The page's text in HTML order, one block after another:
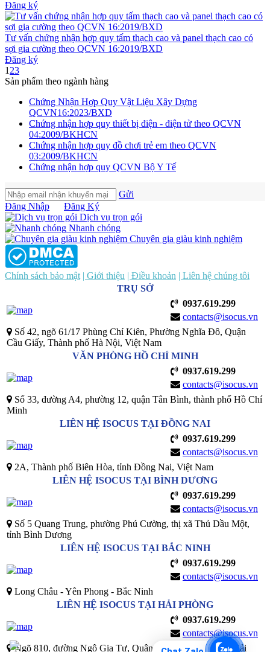
Đăng ký
Tư vấn chứng nhận hợp quy tấm thạch cao và panel thạch cao có
sợi gia cường theo QCVN 16:2019/BXD
Đăng ký
1 23
Sản phẩm theo ngành hàng
Chứng Nhận Hợp Quy Vật Liệu Xây Dựng
QCVN16:2023/BXD
Chứng nhận hợp quy thiết bị điện - điện tử theo QCVN
04:2009/BKHCN
Chứng nhận hợp quy đồ chơi trẻ em theo QCVN
03:2009/BKHCN
Chứng nhận hợp quy QCVN Bộ Y Tế
Gửi
Đăng Nhập
Đăng Ký
Dịch vụ trọn gói
Nhanh chóng
Chuyên gia giàu kinh nghiệm
Chính sách bảo mật | Giới thiệu | Điều khoản | Liên hệ chúng tôi
TRỤ SỞ
0937.619.299
contacts@isocus.vn
Số 42, ngõ 61/17 Phùng Chí Kiên, Phường Nghĩa Đô, Quận
Cầu Giấy, Thành phố Hà Nội, Việt Nam
VĂN PHÒNG HỒ CHÍ MINH
0937.619.299
contacts@isocus.vn
Số 33, đường A4, phường 12, quận Tân Bình, thành phố Hồ Chí
Minh
LIÊN HỆ ISOCUS TẠI ĐỒNG NAI
0937.619.299
contacts@isocus.vn
2A, Thành phố Biên Hòa, tỉnh Đồng Nai, Việt Nam
LIÊN HỆ ISOCUS TẠI BÌNH DƯƠNG
0937.619.299
contacts@isocus.vn
Số 5 Quang Trung, phường Phú Cường, thị xã Thủ Dầu Một,
tỉnh Bình Dương
LIÊN HỆ ISOCUS TẠI BẮC NINH
0937.619.299
contacts@isocus.vn
Long Châu - Yên Phong - Bắc Ninh
LIÊN HỆ ISOCUS TẠI HẢI PHÒNG
0937.619.299
contacts@isocus.vn
Ngõ 810, đường Ngô Gia Tư, Quận Hải An, Thành Phố Hải